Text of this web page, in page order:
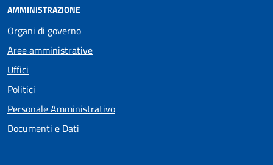
AMMINISTRAZIONE
Organi di governo
Aree amministrative
Uffici
Politici
Personale Amministrativo
Documenti e Dati